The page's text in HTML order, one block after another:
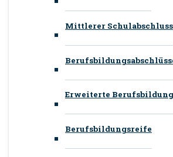
Mittlerer Schulabschluss
Erweiterte
Berufsbildungsreife